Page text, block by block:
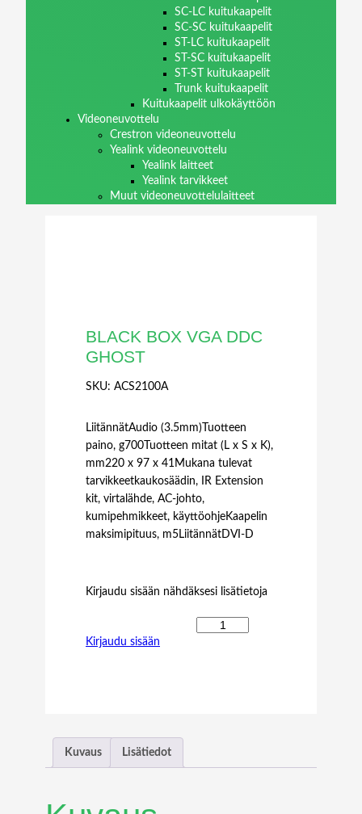
SC-LC kuitukaapelit
SC-SC kuitukaapelit
ST-LC kuitukaapelit
ST-SC kuitukaapelit
ST-ST kuitukaapelit
Trunk kuitukaapelit
Kuitukaapelit ulkokäyttöön
Videoneuvottelu
Crestron videoneuvottelu
Yealink videoneuvottelu
Yealink laitteet
Yealink tarvikkeet
Muut videoneuvottelulaitteet
BLACK BOX VGA DDC
GHOST
SKU: ACS2100A
LiitännätAudio (3.5mm)Tuotteen
paino, g700Tuotteen mitat (L x S x K),
mm220 x 97 x 41Mukana tulevat
tarvikkeetkaukosäädin, IR Extension
kit, virtalähde, AC-johto,
kumipehmikkeet, käyttöohjeKaapelin
maksimipituus, m5LiitännätDVI-D
Kirjaudu sisään nähdäksesi lisätietoja
V
Kirjaudu sisään
Kuvaus Lisätiedot